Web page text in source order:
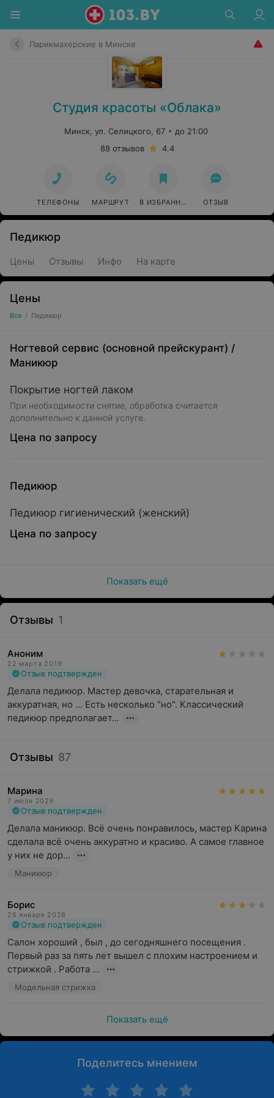
Парикмахерские в Минске
Студия красоты «Облака»
Минск, ул. Селицкого, 67
до 21:00
88 отзывов
4.4
ТЕЛЕФОНЫ МАРШРУТ В ИЗБРАННОЕ ОТЗЫВ
Педикюр
Цены Отзывы Инфо На карте
Цены
Все / Педикюр
Ногтевой сервис (основной прейскурант) /
Маникюр
Покрытие ногтей лаком
При необходимости снятие, обработка считается
дополнительно к данной услуге.
Цена по запросу
Педикюр
Педикюр гигиенический (женский)
Цена по запросу
Показать ещё
Отзывы 1
Аноним
22 марта 2019
Отзыв подтвержден
Делала педикюр. Мастер девочка, старательная и
аккуратная, но ... Есть несколько "но". Классический
педикюр предполагает...
Отзывы 87
Марина
7 июля 2026
Отзыв подтвержден
Делала маникюр. Всё очень понравилось, мастер Карина
сделала всё очень аккуратно и красиво. А самое главное
у них не дор...
Маникюр
Борис
26 января 2026
Отзыв подтвержден
Салон хороший , был , до сегодняшнего посещения .
Первый раз за пять лет вышел с плохим настроением и
стрижкой . Работа ...
Модельная стрижка
Показать ещё
Поделитесь мнением